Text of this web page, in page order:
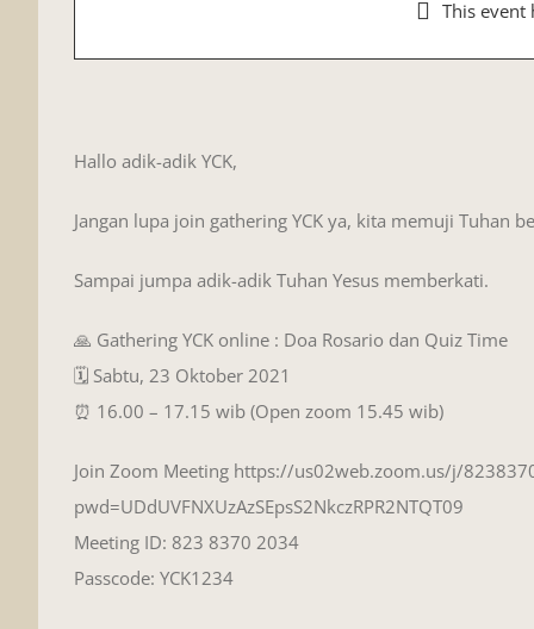
This event
Hallo adik-adik YCK,
Jangan lupa join gathering YCK ya, kita memuji Tuhan
Sampai jumpa adik-adik Tuhan Yesus memberkati.
🙏 Gathering YCK online : Doa Rosario dan Quiz Time
🗓️ Sabtu, 23 Oktober 2021
⏰ 16.00 – 17.15 wib (Open zoom 15.45 wib)
Join Zoom Meeting https://us02web.zoom.us/j/
pwd=UDdUVFNXUzAzSEpsS2NkczRPR2NTQT09
Meeting ID: 823 8370 2034
Passcode: YCK1234